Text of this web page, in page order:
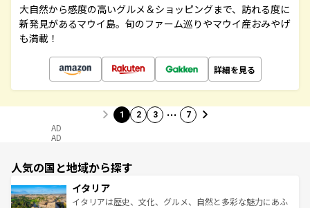
大自然から感度の高いグルメ＆ショッピングまで、訪れる度に
新発見があるマウイ島。旬のファーム巡りやマウイ産おみやげ
も満載！
詳細を見る
1 2 3 … 7
AD
AD
人気の国と地域から探す
イタリア
イタリアは歴史、文化、グルメ、自然と多彩な魅力にあふ